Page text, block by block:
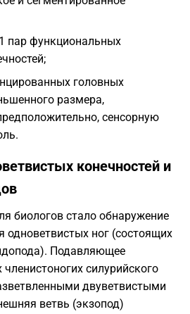
пар функциональных
головных
размера,
сенсорную
конечностей и
биологов стало обнаружение
одноветвистых ног (состоящих
Подавляющее
силурийского
двуветвистыми
ветвь (экзопод)